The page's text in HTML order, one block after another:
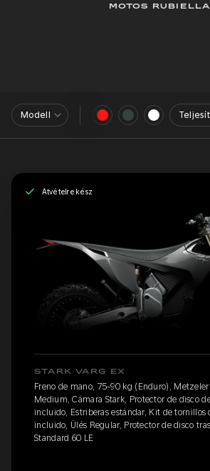
MOTOS RUBIELLA
Modell
Átvételre kész
STARK VARG EX
Freno de mano, 75-90 kg (Enduro),
Medium, Cámara Stark, Protector de disco
incluido, Estriberas estándar, Kit de tornillos
incluido, Ülés Regular, Protector de disco
Standard 60 LE